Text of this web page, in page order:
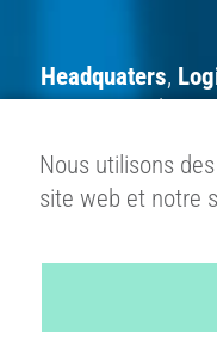
Nous utilisons
site web et notre
Headquaters,
55 route des
des Futaies